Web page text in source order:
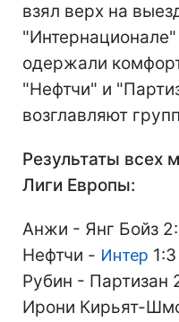
взял верх на
одержали
"Нефтчи" и
возглавляют
Результаты всех
Лиги Европы:
Анжи - Янг Бойз
Нефтчи - Интер 1:3
Рубин - Партизан
Ирони Кирьят-